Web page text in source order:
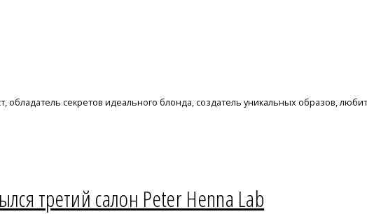
обладатель секретов идеального блонда, создатель уникальных образов,
третий салон Peter Henna Lab